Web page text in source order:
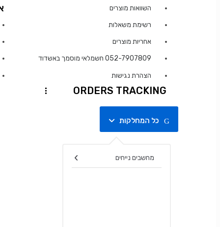
השוואות מוצרים
רשימת משאלות
אחריות מוצרים
052-7907809 חשמלאי מוסמך באשדוד
הצהרת נגישות
ORDERS TRACKING
...
כל המחלקות
מחשבים נייחים